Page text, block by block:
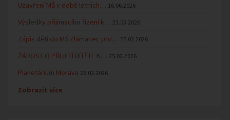
Uzavření MŠ v době letních… 16.06.2026
Výsledky přijímacího řízení k… 23.03.2026
Zápis dětí do MŠ Zlámanec pro… 25.02.2026
ŽÁDOST O PŘIJETÍ DÍTĚTE K… 25.02.2026
Planetárium Morava 23.02.2026
Zobrazit více